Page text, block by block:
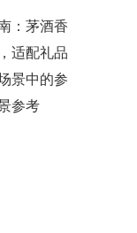
：茅酒香
求
适配礼品
景中的参
参考